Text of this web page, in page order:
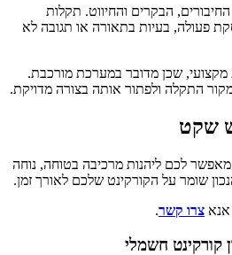
הבקרים והחיווט. תקלות
פעולה, בעיות בתאורה או תגובה לא
שכן מדובר במערכת מורכבת.
התקלה ולפתור אותה בצורה מדויקת.
שקט
מאפשר לכם ליהנות מרכיבה בטוחה, נוחה
שומר על הקורקינט שלכם לאורך זמן.
אנא צרו קשר.
קורקינט חשמלי